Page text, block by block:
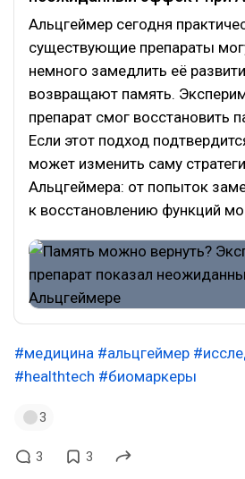
Альцгеймер сегодня
существующие препараты
немного замедлить её
возвращают память.
препарат смог восстановить
Если этот подход
может изменить саму
Альцгеймера: от попыток
к восстановлению функций
#медицина #альцгеймер
#healthtech #биомаркеры
3
3 3